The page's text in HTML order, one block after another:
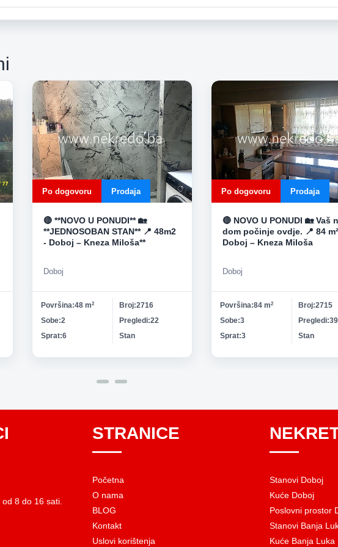
Po dogovoru Prodaja
🔴 **NOVO U PONUDI** 🏡
**JEDNOSOBAN STAN** 📍 48m2
- Doboj – Kneza Miloša**
Doboj
Površina 48 m2 Broj 2716
Sobe 2 Pregledi 22
Sprat 6 Vrsta nekretnine
Stan
Po dogovoru Prodaja
🔴 NOVO U PONUDI 🏡 Vaš
dom počinje ovdje. 📍 84
Doboj – Kneza Miloša
Doboj
Površina 84 m2 Broj 2715
Sobe 3 Pregledi 39
Sprat 3 Vrsta
Stan
8 do 16 sati.
STRANICE
Početna
O nama
BLOG
Kontakt
Uslovi korištenja
Stanovi Doboj
Kuće Doboj
Poslovni prostor
Stanovi Banja
Kuće Banja Luka